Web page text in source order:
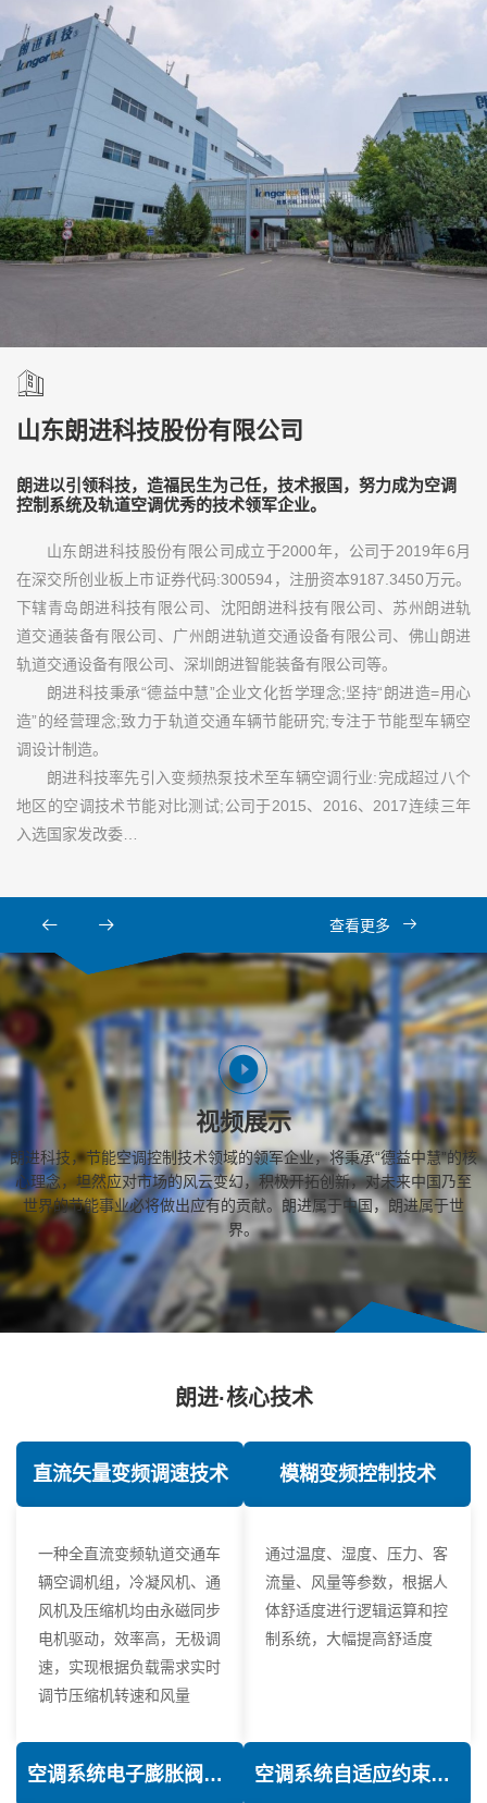
山东朗进科技股份有限公司
朗进以引领科技，造福民生为己任，技术报国，努力成为空调
控制系统及轨道空调优秀的技术领军企业。
山东朗进科技股份有限公司成立于2000年，公司于2019年6月
在深交所创业板上市证券代码:300594，注册资本9187.3450万元。
下辖青岛朗进科技有限公司、沈阳朗进科技有限公司、苏州朗进轨
道交通装备有限公司、广州朗进轨道交通设备有限公司、佛山朗进
轨道交通设备有限公司、深圳朗进智能装备有限公司等。
朗进科技秉承“德益中慧”企业文化哲学理念;坚持“朗进造=用心
造”的经营理念;致力于轨道交通车辆节能研究;专注于节能型车辆空
调设计制造。
朗进科技率先引入变频热泵技术至车辆空调行业:完成超过八个
地区的空调技术节能对比测试;公司于2015、2016、2017连续三年
入选国家发改委…
查看更多
视频展示
朗进科技，节能空调控制技术领域的领军企业，将秉承“德益中慧”的核
心理念，坦然应对市场的风云变幻，积极开拓创新，对未来中国乃至
世界的节能事业必将做出应有的贡献。朗进属于中国，朗进属于世
界。
朗进·核心技术
直流矢量变频调速技术
一种全直流变频轨道交通车
辆空调机组，冷凝风机、通
风机及压缩机均由永磁同步
电机驱动，效率高，无极调
速，实现根据负载需求实时
调节压缩机转速和风量
模糊变频控制技术
通过温度、湿度、压力、客
流量、风量等参数，根据人
体舒适度进行逻辑运算和控
制系统，大幅提高舒适度
空调系统电子膨胀阀热力学优化技术 空调系统自适应约束控制技术